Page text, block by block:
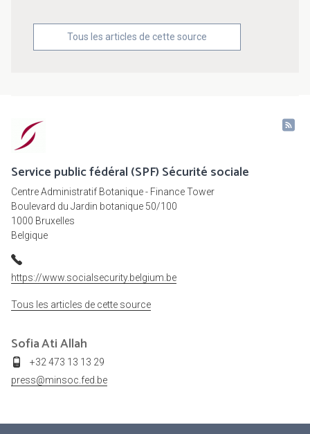
Tous les articles de cette source
Service public fédéral (SPF) Sécurité sociale
Centre Administratif Botanique - Finance Tower
Boulevard du Jardin botanique 50/100
1000 Bruxelles
Belgique
https://www.socialsecurity.belgium.be
Tous les articles de cette source
SofiaAti Allah
+32 473 13 13 29
press@minsoc.fed.be